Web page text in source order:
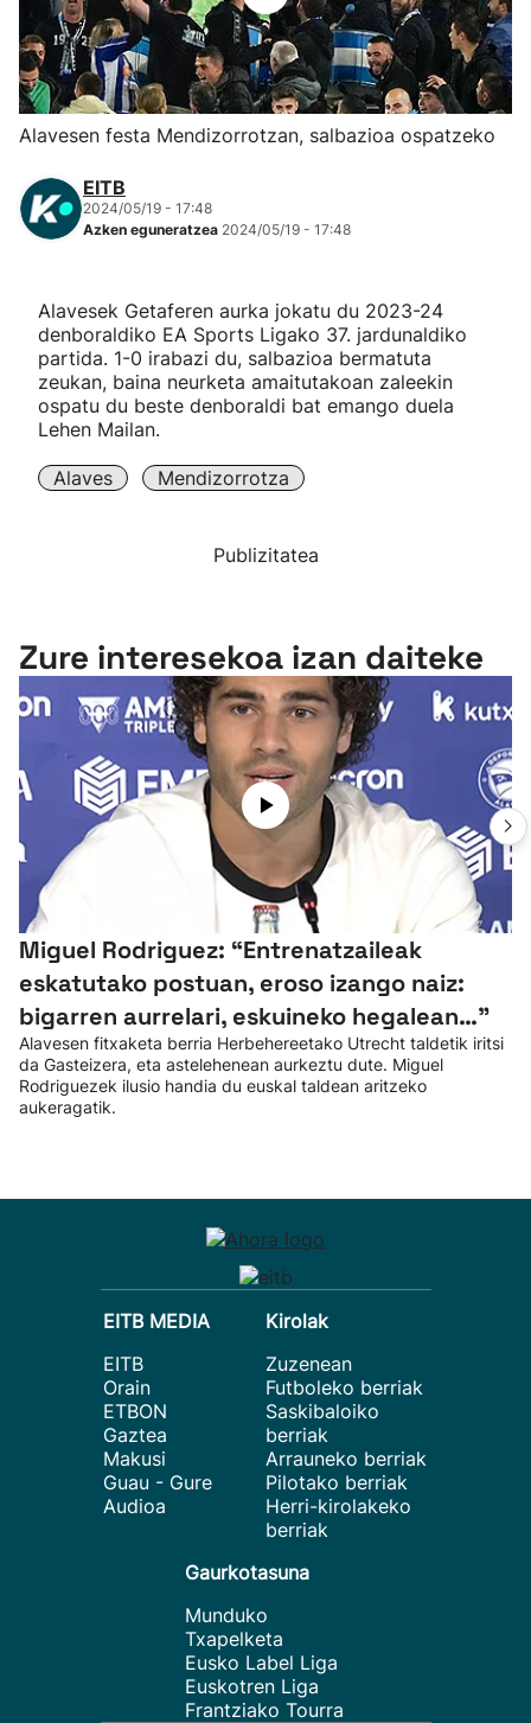
Herri-kirolak
Eskubaloia
Atletismoa
Mendi-lasterketak
Kirol gehiago
"Helmuga"
Alavesen festa Mendizorrotzan, salbazioa ospatzeko
EITB
2024/05/19 - 17:48
Azken eguneratzea 2024/05/19 - 17:48
Alavesek Getaferen aurka jokatu du 2023-24
denboraldiko EA Sports Ligako 37. jardunaldiko
partida. 1-0 irabazi du, salbazioa bermatuta
zeukan, baina neurketa amaitutakoan zaleekin
ospatu du beste denboraldi bat emango duela
Lehen Mailan.
Alaves Mendizorrotza
Publizitatea
Zure interesekoa izan daiteke
Miguel Rodriguez: “Entrenatzaileak
eskatutako postuan, eroso izango naiz:
bigarren aurrelari, eskuineko hegalean…”
Alavesen fitxaketa berria Herbehereetako Utrecht taldetik iritsi
da Gasteizera, eta astelehenean aurkeztu dute. Miguel
Rodriguezek ilusio handia du euskal taldean aritzeko
aukeragatik.
EITB MEDIA
EITB
Orain
ETBON
Gaztea
Makusi
Guau - Gure
Audioa
Kirolak
Zuzenean
Futboleko berriak
Saskibaloiko
berriak
Arrauneko berriak
Pilotako berriak
Herri-kirolakeko
berriak
Gaurkotasuna
Munduko
Txapelketa
Eusko Label Liga
Euskotren Liga
Frantziako Tourra